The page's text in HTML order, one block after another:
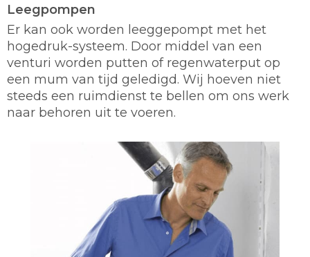
Leegpompen
Er kan ook worden leeggepompt met het
hogedruk-systeem. Door middel van een
venturi worden putten of regenwaterput op
een mum van tijd geledigd. Wij hoeven niet
steeds een ruimdienst te bellen om ons werk
naar behoren uit te voeren.